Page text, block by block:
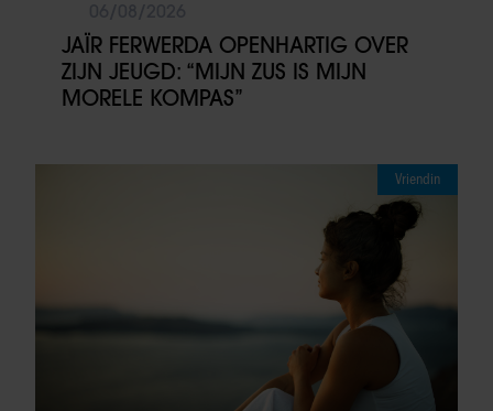
JAÏR FERWERDA OPENHARTIG OVER
ZIJN JEUGD: “MIJN ZUS IS MIJN
MORELE KOMPAS”
Vriendin